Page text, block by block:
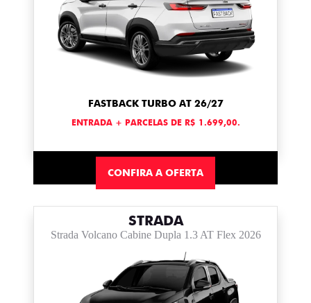
FASTBACK TURBO AT 26/27
ENTRADA + PARCELAS DE R$ 1.699,00.
CONFIRA A OFERTA
STRADA
Strada Volcano Cabine Dupla 1.3 AT Flex 2026